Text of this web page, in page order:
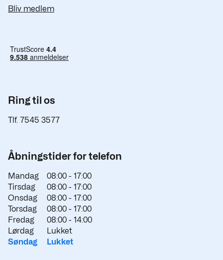
Bliv medlem
Ring til os
Tlf. 7545 3577
Åbningstider for telefon
Mandag 08:00 - 17:00
Tirsdag
08:00 - 17:00
Onsdag
08:00 - 17:00
Torsdag
08:00 - 17:00
Fredag
08:00 - 14:00
Lørdag
Lukket
Søndag
Lukket